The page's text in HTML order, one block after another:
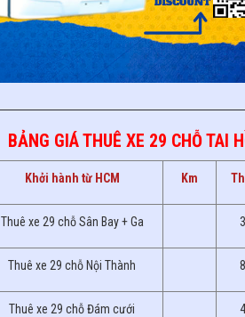
BẢNG GIÁ THUÊ XE 29 CHỖ TAI
Khởi hành từ HCM Km
Thuê xe 29 chỗ Sân Bay + Ga
Thuê xe 29 chỗ Nội Thành
Thuê xe 29 chỗ Đám cưới